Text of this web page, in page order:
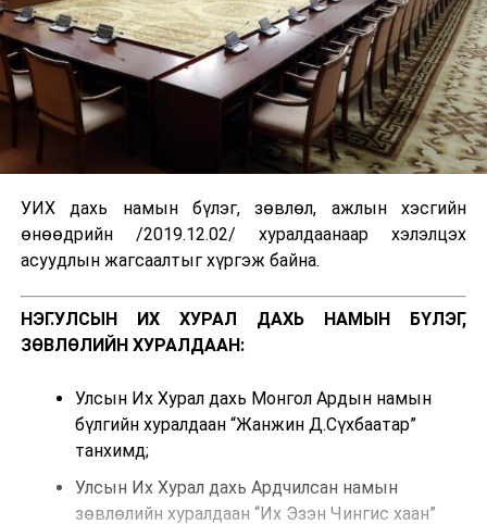
УИХ дахь намын бүлэг, зөвлөл, ажлын хэсгийн
өнөөдрийн /2019.12.02/ хуралдаанаар хэлэлцэх
асуудлын жагсаалтыг хүргэж байна.
НЭГ.УЛСЫН ИХ ХУРАЛ ДАХЬ НАМЫН БҮЛЭГ,
ЗӨВЛӨЛИЙН ХУРАЛДААН:
Улсын Их Хурал дахь Монгол Ардын намын
бүлгийн хуралдаан “Жанжин Д.Сүхбаатар”
танхимд;
Улсын Их Хурал дахь Ардчилсан намын
зөвлөлийн хуралдаан “Их Эзэн Чингис хаан”